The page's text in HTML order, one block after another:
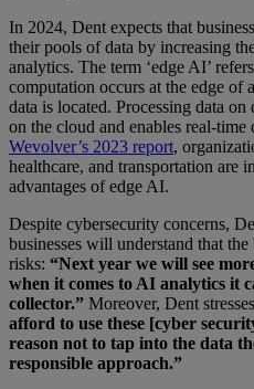
In 2024, Dent expects that
their pools of data by increasing
analytics. The term ‘edge AI’
computation occurs at the edge of
data is located. Processing data
on the cloud and enables real-
Wevolver’s 2023 report,
healthcare, and transportation are
advantages of edge AI.
Despite cybersecurity concerns,
businesses will understand that
risks: “Next year we will see
when it comes to AI analytics it
collector.” Moreover, Dent
afford to use these [cyber
reason not to tap into the data
responsible approach.”